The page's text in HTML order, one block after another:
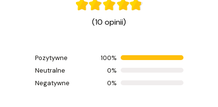
(10 opinii)
Pozytywne
100%
Neutralne
0%
Negatywne
0%
Ocenił(a) produkt na
Opinia zamieszczona 10.03.2026